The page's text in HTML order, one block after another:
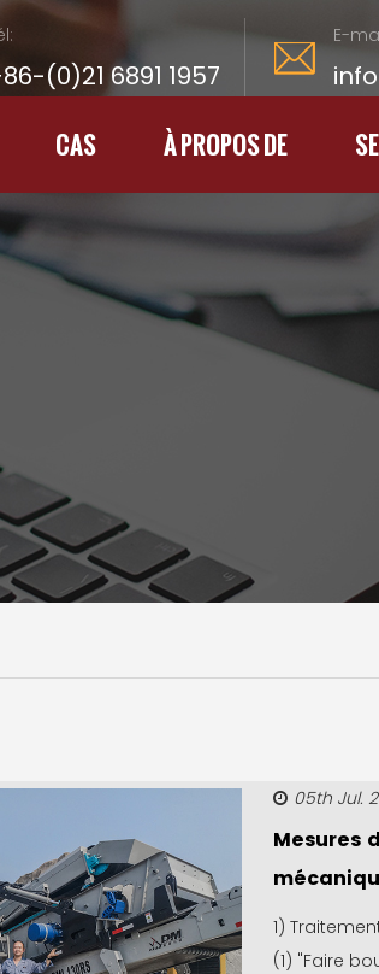
(0)21 6891 1957
E-
CAS À PROPOS DE
05th Jul.
Mesures
1)
(1) "Faire